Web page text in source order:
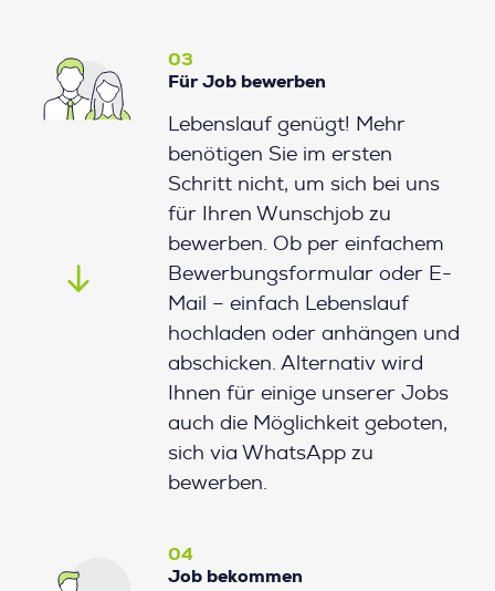
03
Für Job bewerben
Lebenslauf genügt! Mehr
benötigen Sie im ersten
Schritt nicht, um sich bei uns
für Ihren Wunschjob zu
bewerben. Ob per einfachem
Bewerbungsformular oder E-
Mail – einfach Lebenslauf
hochladen oder anhängen und
abschicken. Alternativ wird
Ihnen für einige unserer Jobs
auch die Möglichkeit geboten,
sich via WhatsApp zu
bewerben.
04
Job bekommen